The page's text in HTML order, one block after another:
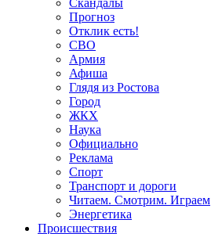
Скандалы
Прогноз
Отклик есть!
СВО
Армия
Афиша
Глядя из Ростова
Город
ЖКХ
Наука
Официально
Реклама
Спорт
Транспорт и дороги
Читаем. Смотрим. Играем
Энергетика
Происшествия